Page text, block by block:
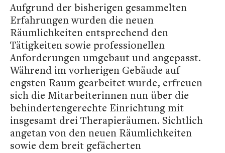
Aufgrund der bisherigen gesammelten
Erfahrungen wurden die neuen
Räumlichkeiten entsprechend den
Tätigkeiten sowie professionellen
Anforderungen umgebaut und angepasst.
Während im vorherigen Gebäude auf
engsten Raum gearbeitet wurde, erfreuen
sich die Mitarbeiterinnen nun über die
behindertengerechte Einrichtung mit
insgesamt drei Therapieräumen. Sichtlich
angetan von den neuen Räumlichkeiten
sowie dem breit gefächerten